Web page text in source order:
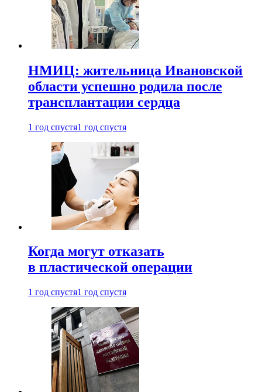
НМИЦ: жительница Ивановской
области успешно родила после
трансплантации сердца
1 год спустя1 год спустя
Когда могут отказать
в пластической операции
1 год спустя1 год спустя